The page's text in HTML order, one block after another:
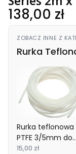
Cena
138,00 zł
ZOBACZ INNE Z
Rurka
Rurka teflonowa
PTFE 3/5mm do
drukarki 3D - 1mb
15,00 zł